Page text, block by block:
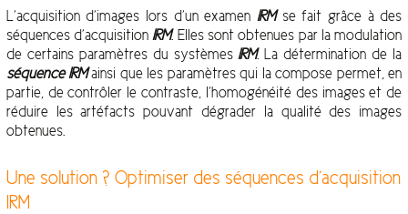
L’acquisition d’images lors d’un examen IRMse fait grâce à des
séquences d’acquisition IRM. Elles sont obtenues par la modulation
de certains paramètres du systèmes IRM. La détermination de la
séquence IRMainsi que les paramètres qui la compose permet, en
partie, de contrôler le contraste, l’homogénéité des images et de
réduire les artéfacts pouvant dégrader la qualité des images
obtenues.
Une solution ? Optimiser des séquences d’acquisition
IRM